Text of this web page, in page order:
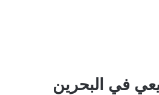
في البحرين